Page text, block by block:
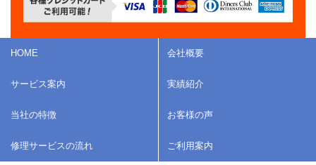
HOME 会社概要
サービス案内 実績紹介
当社の特徴 お客様の声
修理サービスの流れ ご利用案内